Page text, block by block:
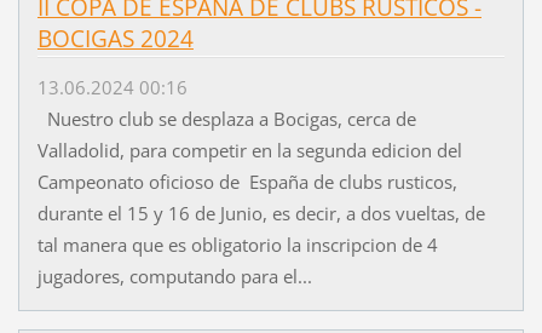
II COPA DE ESPAÑA DE CLUBS RUSTICOS -
BOCIGAS 2024
13.06.2024 00:16
Nuestro club se desplaza a Bocigas, cerca de
Valladolid, para competir en la segunda edicion del
Campeonato oficioso de España de clubs rusticos,
durante el 15 y 16 de Junio, es decir, a dos vueltas, de
tal manera que es obligatorio la inscripcion de 4
jugadores, computando para el...